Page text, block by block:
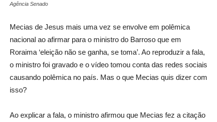
Agência Senado
Mecias de Jesus mais uma vez se envolve em polêmica
nacional ao afirmar para o ministro do Barroso que em
Roraima ‘eleição não se ganha, se toma’. Ao reproduzir a fala,
o ministro foi gravado e o vídeo tomou conta das redes sociais
causando polêmica no país. Mas o que Mecias quis dizer com
isso?
Ao explicar a fala, o ministro afirmou que Mecias fez a citação